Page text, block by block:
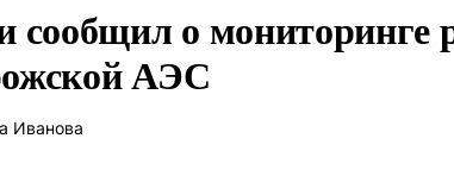
сообщил о мониторинге
АЭС
Иванова